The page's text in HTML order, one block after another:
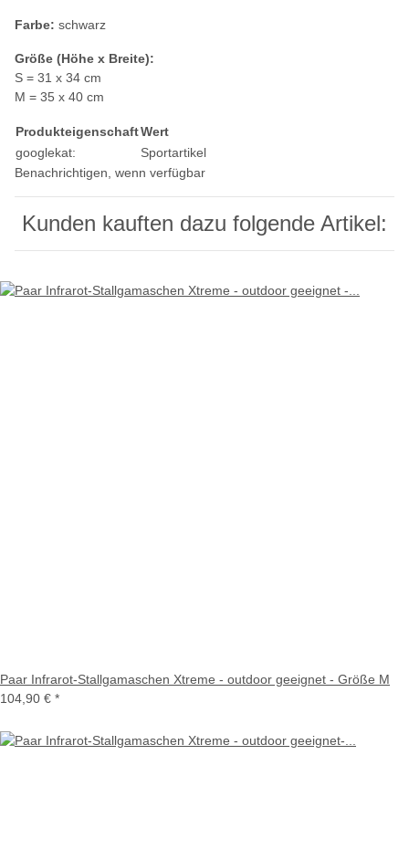
Farbe: schwarz
Größe (Höhe x Breite):
S = 31 x 34 cm
M = 35 x 40 cm
ProdukteigenschaftWert
googlekat:
Sportartikel
Benachrichtigen, wenn verfügbar
Kunden kauften dazu folgende Artikel:
Paar Infrarot-Stallgamaschen Xtreme - outdoor geeignet - Größe M
104,90 € *